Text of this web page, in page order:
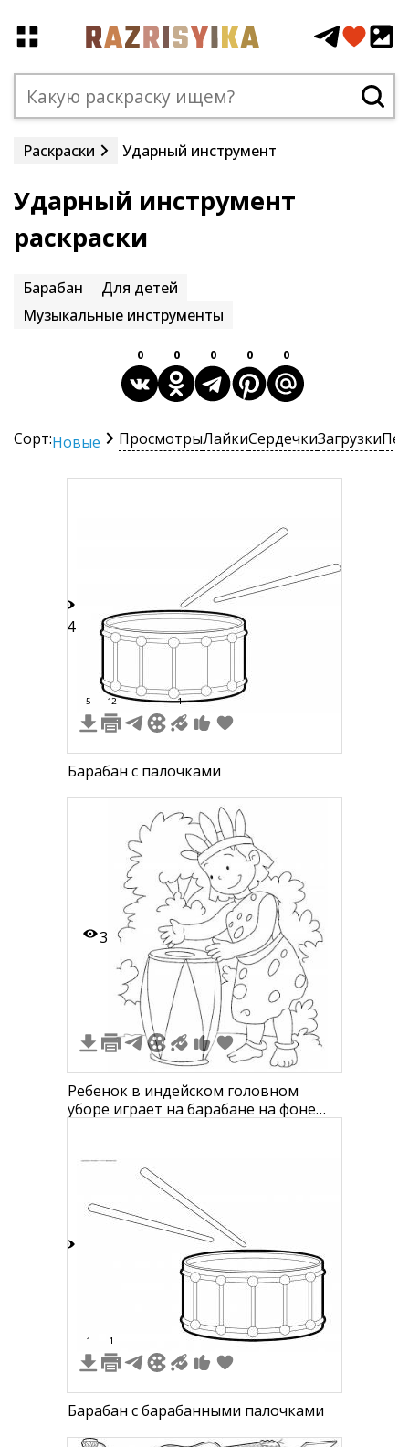
Раскраски Ударный инструмент
Ударный инструмент
раскраски
Барабан
Для детей
Музыкальные инструменты
0 0 0 0 0
Сорт:Новые ПросмотрыЛайкиСердечкиЗагрузки
14
5 12 1
Барабан с палочками
3
Ребенок в индейском головном
уборе играет на барабане на фоне
1 1
Барабан с барабанными палочками